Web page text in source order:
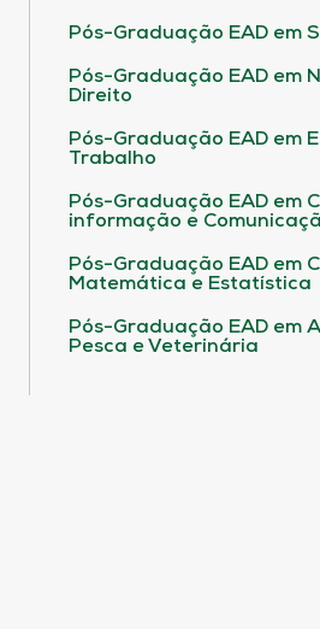
Pós-Graduação EAD em
Pós-Graduação EAD em
Direito
Pós-Graduação EAD em
Trabalho
Pós-Graduação EAD em
informação e
Pós-Graduação EAD em
Matemática e Estatística
Pós-Graduação EAD em
Pesca e Veterinária